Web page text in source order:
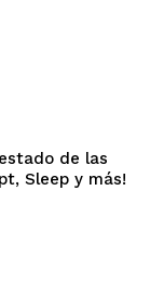
de las
Sleep y más!